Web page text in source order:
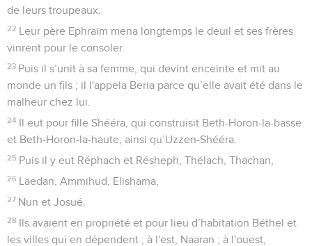
de leurs troupeaux.
22 Leur père Ephraïm mena longtemps le deuil et ses frères
vinrent pour le consoler.
23 Puis il s’unit à sa femme, qui devint enceinte et mit au
monde un fils ; il l'appela Beria parce qu’elle avait été dans le
malheur chez lui.
24 Il eut pour fille Shééra, qui construisit Beth-Horon-la-basse
et Beth-Horon-la-haute, ainsi qu’Uzzen-Shééra.
25 Puis il y eut Réphach et Résheph, Thélach, Thachan,
26 Laedan, Ammihud, Elishama,
27 Nun et Josué.
28 Ils avaient en propriété et pour lieu d’habitation Béthel et
les villes qui en dépendent ; à l'est, Naaran ; à l'ouest,